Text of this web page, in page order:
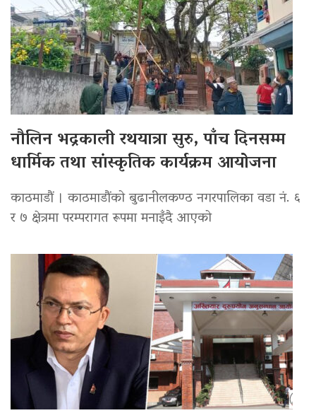
नौलिन भद्रकाली रथयात्रा सुरु, पाँच दिनसम्म
धार्मिक तथा सांस्कृतिक कार्यक्रम आयोजना
काठमाडौं । काठमाडौंको बुढानीलकण्ठ नगरपालिका वडा नं. ६
र ७ क्षेत्रमा परम्परागत रूपमा मनाइँदै आएको